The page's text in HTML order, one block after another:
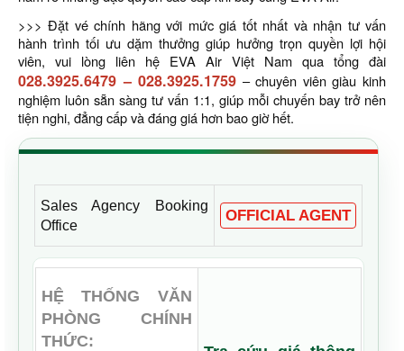
>>> Đặt vé chính hãng với mức giá tốt nhất và nhận tư vấn
hành trình tối ưu dặm thưởng giúp hưởng trọn quyền lợi hội
viên, vui lòng liên hệ EVA Air Việt Nam qua tổng đài
028.3925.6479 –028.3925.1759 – chuyên viên giàu kinh
nghiệm luôn sẵn sàng tư vấn 1:1, giúp mỗi chuyến bay trở nên
tiện nghi, đẳng cấp và đáng giá hơn bao giờ hết.
Sales Agency Booking
Office
OFFICIAL AGENT
HỆ THỐNG VĂN
PHÒNG CHÍNH
THỨC: